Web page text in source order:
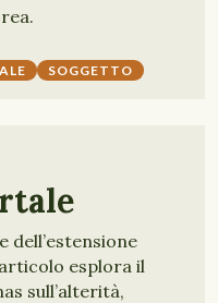
SOGGETTO
dell’estensione
esplora il
sull’alterità,